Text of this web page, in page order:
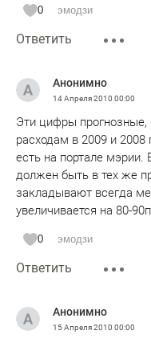
0 эмодзи
Ответить
Анонимно
14 Апреля 2010 00:00
Эти цифры
расходам в 2009 и
есть на портале
должен быть в тех же
закладывают всегда
увеличивается на 80-
0 эмодзи
Ответить
Анонимно
15 Апреля 2010 00:00